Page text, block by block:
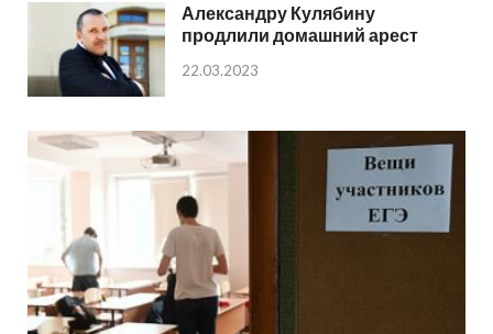
Александру Кулябину
продлили домашний арест
22.03.2023